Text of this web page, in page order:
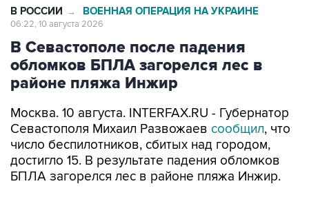
В РОССИИ → ВОЕННАЯ ОПЕРАЦИЯ НА УКРАИНЕ
06:22, 10 августа 2026
В Севастополе после падения
обломков БПЛА загорелся лес в
районе пляжа Инжир
Москва. 10 августа. INTERFAX.RU - Губернатор
Севастополя Михаил Развожаев сообщил, что
число беспилотников, сбитых над городом,
достигло 15. В результате падения обломков
БПЛА загорелся лес в районе пляжа Инжир.